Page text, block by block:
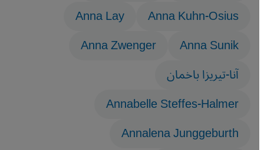
Anna Kuhn-Osius
Anna Lay
Anna Sunik
Anna Zwenger
آنا-تيريزا باخمان
Annabelle Steffes-Halmer
Annalena Junggeburth